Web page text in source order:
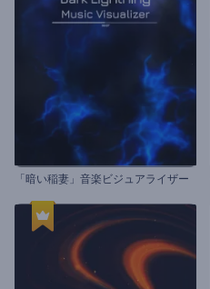
「暗い稲妻」音楽ビジュアライザー